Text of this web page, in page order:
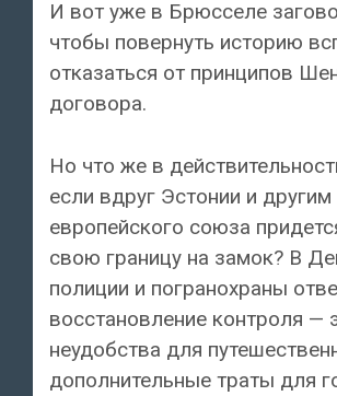
И вот уже в Брюсселе
чтобы повернуть историю
отказаться от принципов
договора.
Но что же в
если вдруг Эстонии и
европейского союза
свою границу на замок? В
полиции и погранохраны
восстановление контроля —
неудобства для
дополнительные траты для